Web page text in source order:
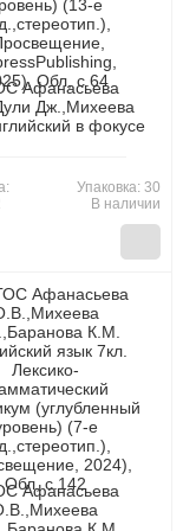
Афанасьева
Дж.,Михеева
в фокусе
(13-е
2025),
Упаковка: 30
В наличии
Афанасьева